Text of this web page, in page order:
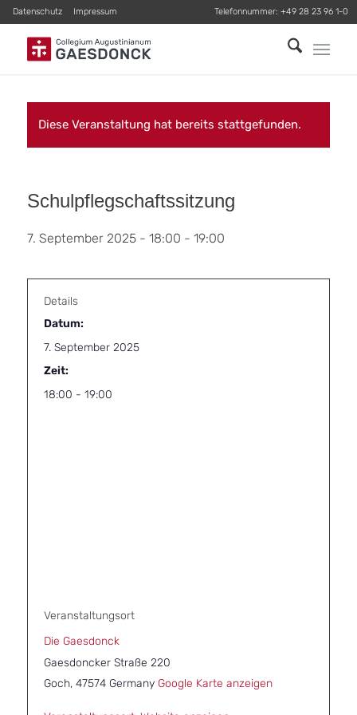
Datenschutz Impressum Telefonnummer: +49 28 23 96 1-0
Diese Veranstaltung hat bereits stattgefunden.
Schulpflegschaftssitzung
7. September 2025 - 18:00 - 19:00
Details
Datum:
7. September 2025
Zeit:
18:00 - 19:00
Veranstaltungsort
Die Gaesdonck
Gaesdoncker Straße 220
Goch, 47574 Germany Google Karte anzeigen